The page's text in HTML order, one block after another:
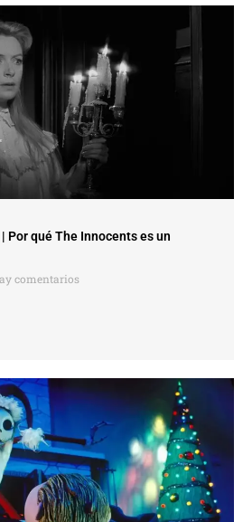
Por qué The Innocents es un
comentarios